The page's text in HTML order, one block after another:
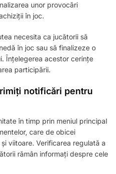
unor provocări
în joc.
necesita ca jucătorii să
în joc sau să finalizeze o
Înțelegerea acestor cerințe
participării.
notificări pentru
în timp prin meniul principal
care de obicei
viitoare. Verificarea regulată a
rămân informați despre cele